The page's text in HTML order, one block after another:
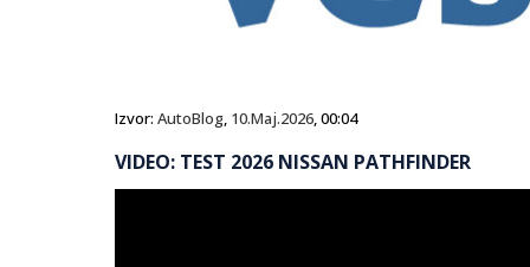
Izvor: AutoBlog, 10.Maj.2026, 00:04
VIDEO: TEST 2026 NISSAN PATHFINDER